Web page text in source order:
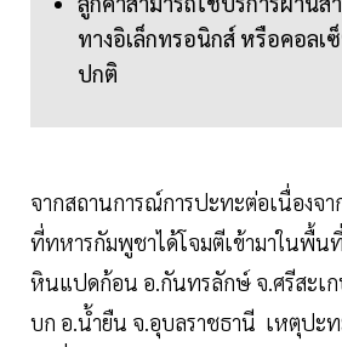
ทางอิเล็กทรอนิกส์ หรือคอลเ
ปกติ
จากสถานการณ์การปะทะต่อเนื่องจ
ที่ทหารกัมพูชาได้โจมตีเข้ามาในพื้
หินแปดก้อน อ.กันทรลักษ์ จ.ศรีสะเ
บก อ.น้ำยืน จ.อุบลราชธานี เหตุปะท